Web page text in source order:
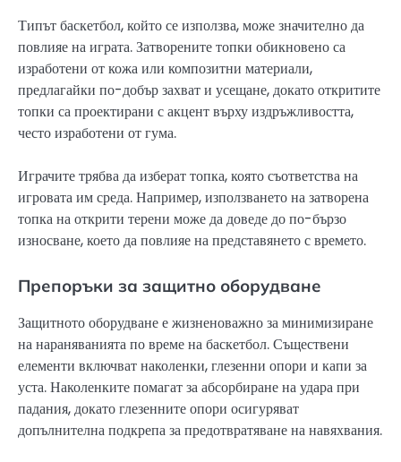
Типът баскетбол, който се използва, може значително да
повлияе на играта. Затворените топки обикновено са
изработени от кожа или композитни материали,
предлагайки по-добър захват и усещане, докато откритите
топки са проектирани с акцент върху издръжливостта,
често изработени от гума.
Играчите трябва да изберат топка, която съответства на
игровата им среда. Например, използването на затворена
топка на открити терени може да доведе до по-бързо
износване, което да повлияе на представянето с времето.
Препоръки за защитно оборудване
Защитното оборудване е жизненоважно за минимизиране
на нараняванията по време на баскетбол. Съществени
елементи включват наколенки, глезенни опори и капи за
уста. Наколенките помагат за абсорбиране на удара при
падания, докато глезенните опори осигуряват
допълнителна подкрепа за предотвратяване на навяхвания.